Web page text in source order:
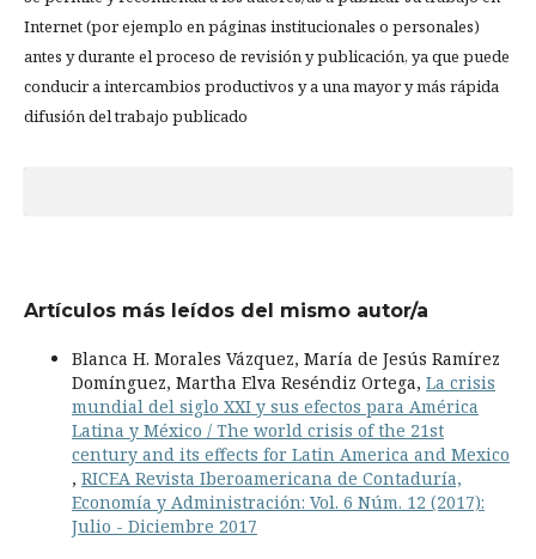
Internet (por ejemplo en páginas institucionales o personales)
antes y durante el proceso de revisión y publicación, ya que puede
conducir a intercambios productivos y a una mayor y más rápida
difusión del trabajo publicado
Artículos más leídos del mismo autor/a
Blanca H. Morales Vázquez, María de Jesús Ramírez
Domínguez, Martha Elva Reséndiz Ortega, La crisis
mundial del siglo XXI y sus efectos para América
Latina y México / The world crisis of the 21st
century and its effects for Latin America and Mexico
, RICEA Revista Iberoamericana de Contaduría,
Economía y Administración: Vol. 6 Núm. 12 (2017):
Julio - Diciembre 2017